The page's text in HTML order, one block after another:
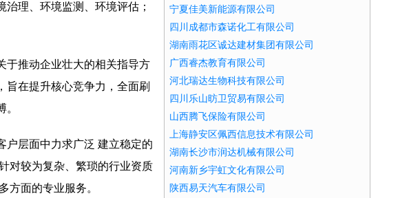
理、环境监测、环境评估；
于推动企业壮大的相关指导方
旨在提升核心竞争力，全面刷
户层面中力求广泛 建立稳定的
对较为复杂、繁琐的行业资质
方面的专业服务。
宁夏佳美新能源有限公司
四川成都市森诺化工有限公司
湖南雨花区诚达建材集团有限公司
广西睿杰教育有限公司
河北瑞达生物科技有限公司
四川乐山昉卫贸易有限公司
山西腾飞保险有限公司
上海静安区佩西信息技术有限公司
湖南长沙市润达机械有限公司
河南新乡宇虹文化有限公司
陕西易天汽车有限公司